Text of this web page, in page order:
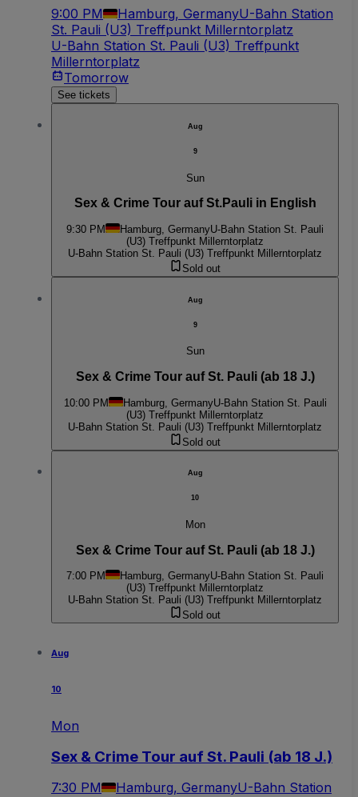
9:00 PM Hamburg, GermanyU-Bahn Station
St. Pauli (U3) Treffpunkt Millerntorplatz
U-Bahn Station St. Pauli (U3) Treffpunkt
Millerntorplatz
Tomorrow
See tickets
Aug
9
Sun
Sex & Crime Tour auf St.Pauli in English
9:30 PM Hamburg, GermanyU-Bahn Station St. Pauli
(U3) Treffpunkt Millerntorplatz
U-Bahn Station St. Pauli (U3) Treffpunkt Millerntorplatz
Sold out
Aug
9
Sun
Sex & Crime Tour auf St. Pauli (ab 18 J.)
10:00 PM Hamburg, GermanyU-Bahn Station St. Pauli
(U3) Treffpunkt Millerntorplatz
U-Bahn Station St. Pauli (U3) Treffpunkt Millerntorplatz
Sold out
Aug
10
Mon
Sex & Crime Tour auf St. Pauli (ab 18 J.)
7:00 PM Hamburg, GermanyU-Bahn Station St. Pauli
(U3) Treffpunkt Millerntorplatz
U-Bahn Station St. Pauli (U3) Treffpunkt Millerntorplatz
Sold out
Aug
10
Mon
Sex & Crime Tour auf St. Pauli (ab 18 J.)
7:30 PM Hamburg, GermanyU-Bahn Station